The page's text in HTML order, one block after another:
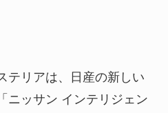
テリアは、日産の新しい
ニッサン インテリジェン